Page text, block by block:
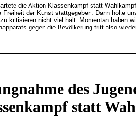
die Aktion Klassenkampf statt
Freiheit der Kunst stattgegeben. Dann holte
kritisieren nicht viel hält. Momentan haben
gegen die Bevölkerung tritt also
des
statt